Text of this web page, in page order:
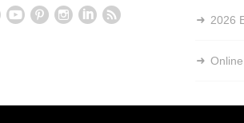
2026